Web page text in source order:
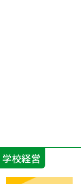
学校経営